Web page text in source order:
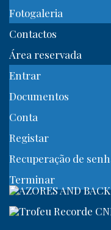
Fotogaleria
Contactos
Área reservada
Entrar
Documentos
Conta
Registar
Recuperação de
Terminar